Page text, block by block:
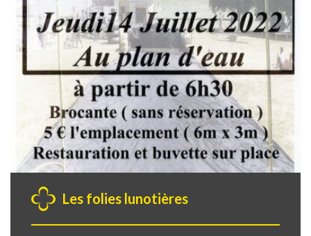
Les folies lunotières